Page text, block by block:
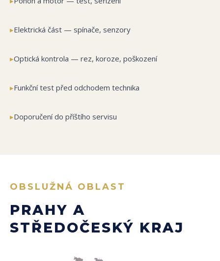
▸Elektrická část — spínače, senzory
▸Optická kontrola — rez, koroze, poškození
▸Funkční test před odchodem technika
▸Doporučení do příštího servisu
OBSLUŽNÁ OBLAST
PRAHY A
STŘEDOČESKÝ KRAJ